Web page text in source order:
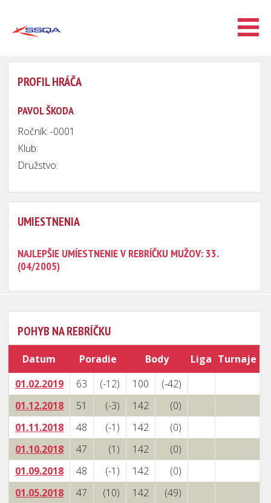
PROFIL HRÁČA
PAVOL ŠKODA
Ročník: -0001
Klub:
Družstvo:
UMIESTNENIA
NAJLEPŠIE UMÍESTNENIE V REBRÍČKU MUŽOV: 33.
(04/2005)
POHYB NA REBRÍČKU
Datum Poradie Body Liga Turnaje
01.02.2019
63 (-12) 100
(-42)
01.12.2018
51 (-3) 142
(0)
01.11.2018
48 (-1) 142
(0)
01.10.2018
47 (1) 142
(0)
01.09.2018
48 (-1) 142
(0)
01.05.2018
47 (10) 142
(49)